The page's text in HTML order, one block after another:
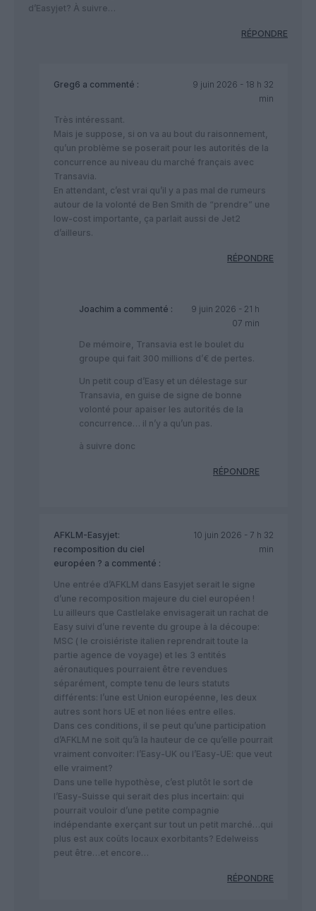
d’Easyjet? À suivre…
RÉPONDRE
Greg6 a commenté :
9 juin 2026 - 18 h 32
min
Très intéressant.
Mais je suppose, si on va au bout du raisonnement,
qu’un problème se poserait pour les autorités de la
concurrence au niveau du marché français avec
Transavia.
En attendant, c’est vrai qu’il y a pas mal de rumeurs
autour de la volonté de Ben Smith de “prendre” une
low-cost importante, ça parlait aussi de Jet2
d’ailleurs.
RÉPONDRE
Joachim a commenté :
9 juin 2026 - 21 h
07 min
De mémoire, Transavia est le boulet du
groupe qui fait 300 millions d’€ de pertes.
Un petit coup d’Easy et un délestage sur
Transavia, en guise de signe de bonne
volonté pour apaiser les autorités de la
concurrence… il n’y a qu’un pas.
à suivre donc
RÉPONDRE
AFKLM-Easyjet:
recomposition du ciel
européen ? a commenté :
10 juin 2026 - 7 h 32
min
Une entrée d’AFKLM dans Easyjet serait le signe
d’une recomposition majeure du ciel européen !
Lu ailleurs que Castlelake envisagerait un rachat de
Easy suivi d’une revente du groupe à la découpe:
MSC ( le croisiériste italien reprendrait toute la
partie agence de voyage) et les 3 entités
aéronautiques pourraient être revendues
séparément, compte tenu de leurs statuts
différents: l’une est Union européenne, les deux
autres sont hors UE et non liées entre elles.
Dans ces conditions, il se peut qu’une participation
d’AFKLM ne soit qu’à la hauteur de ce qu’elle pourrait
vraiment convoiter: l’Easy-UK ou l’Easy-UE: que veut
elle vraiment?
Dans une telle hypothèse, c’est plutôt le sort de
l’Easy-Suisse qui serait des plus incertain: qui
pourrait vouloir d’une petite compagnie
indépendante exerçant sur tout un petit marché…qui
plus est aux coûts locaux exorbitants? Edelweiss
peut être…et encore…
RÉPONDRE